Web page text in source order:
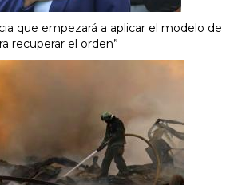
que empezará a aplicar el modelo de
recuperar el orden”